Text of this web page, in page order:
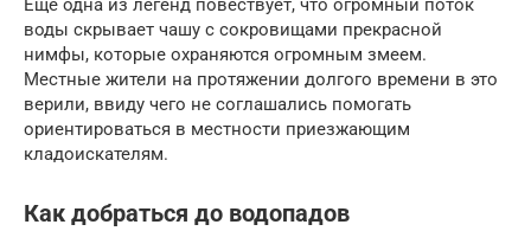
Еще одна из легенд повествует, что огромный поток
воды скрывает чашу с сокровищами прекрасной
нимфы, которые охраняются огромным змеем.
Местные жители на протяжении долгого времени в это
верили, ввиду чего не соглашались помогать
ориентироваться в местности приезжающим
кладоискателям.
Как добраться до водопадов